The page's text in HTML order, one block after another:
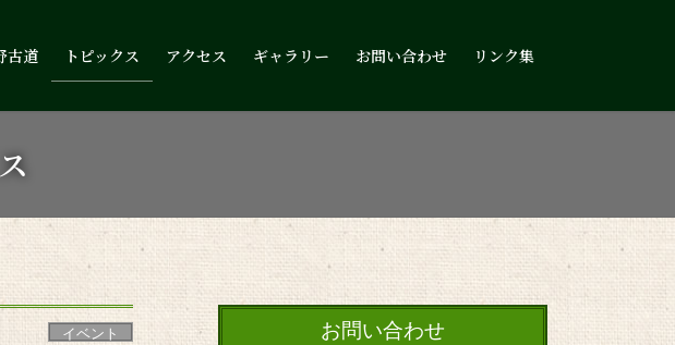
古道 トピックス アクセス ギャラリー お問い合わせ リンク集
イベント お問い合わせ